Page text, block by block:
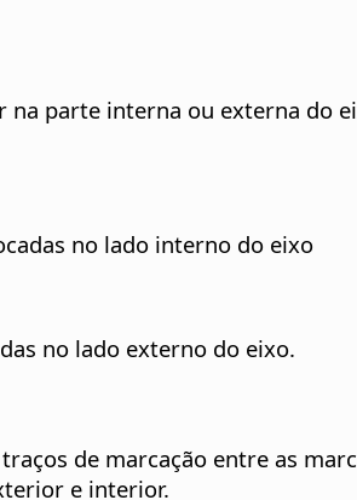
na parte interna ou externa do
no lado interno do eixo
no lado externo do eixo.
de marcação entre as
e interior.